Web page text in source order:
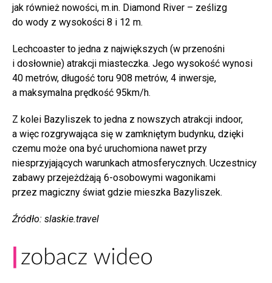
jak również nowości, m.in. Diamond River – ześlizg
do wody z wysokości 8 i 12 m.
Lechcoaster to jedna z największych (w przenośni
i dosłownie) atrakcji miasteczka. Jego wysokość wynosi
40 metrów, długość toru 908 metrów, 4 inwersje,
a maksymalna prędkość 95km/h.
Z kolei Bazyliszek to jedna z nowszych atrakcji indoor,
a więc rozgrywająca się w zamkniętym budynku, dzięki
czemu może ona być uruchomiona nawet przy
niesprzyjających warunkach atmosferycznych. Uczestnicy
zabawy przejeżdżają 6-osobowymi wagonikami
przez magiczny świat gdzie mieszka Bazyliszek.
Źródło: slaskie.travel